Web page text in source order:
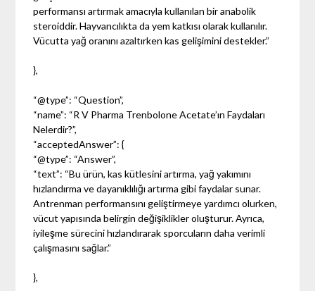
performansı artırmak amacıyla kullanılan bir anabolik
steroiddir. Hayvancılıkta da yem katkısı olarak kullanılır.
Vücutta yağ oranını azaltırken kas gelişimini destekler.”
},
“@type”: “Question”,
“name”: “R V Pharma Trenbolone Acetate’ın Faydaları
Nelerdir?”,
“acceptedAnswer”: {
“@type”: “Answer”,
“text”: “Bu ürün, kas kütlesini artırma, yağ yakımını
hızlandırma ve dayanıklılığı artırma gibi faydalar sunar.
Antrenman performansını geliştirmeye yardımcı olurken,
vücut yapısında belirgin değişiklikler oluşturur. Ayrıca,
iyileşme sürecini hızlandırarak sporcuların daha verimli
çalışmasını sağlar.”
},